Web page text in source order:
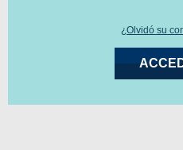
¿Olvidó su